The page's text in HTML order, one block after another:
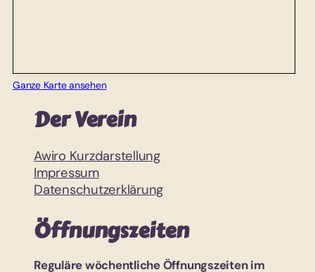
Ganze Karte ansehen
Der Verein
Awiro Kurzdarstellung
Impressum
Datenschutzerklärung
Öffnungszeiten
Reguläre wöchentliche Öffnungszeiten im